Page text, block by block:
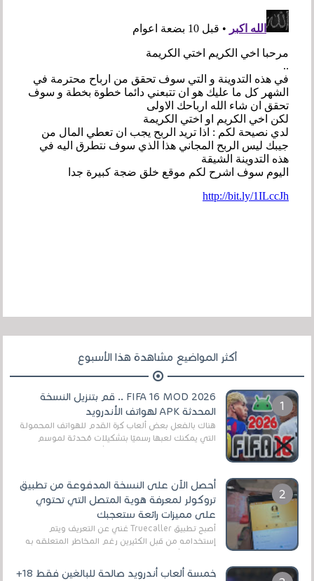
أكثر المواضيع مشاهدة هذا الأسبوع
FIFA 16 MOD 2026 .. قم بتنزيل النسخة
المحدثة APK لهواتف الأندرويد
هناك بالفعل بعض ألعاب كرة القدم للهواتف المحمولة
التي يمكنك لعبها رسميًا بتشكيلات مُحدثة لموسم
أحصل الآن على النسخة المدفوعة من تطبيق
تروكولر لمعرفة هوية المتصل التي تحتوي
على مميزات رائعة ستعجبك
أصبح تطبيق Truecaller غني عن التعريف ويتم
إستخدامه من قبل الكثيرين رغم المخاطر المتعلقه به
خمسة ألعاب أندرويد صالحة للبالغين فقط 18+